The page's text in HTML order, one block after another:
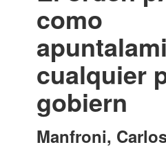
Contacto
Iniciar sesión
como
cualquier
gobiern
Manfroni,